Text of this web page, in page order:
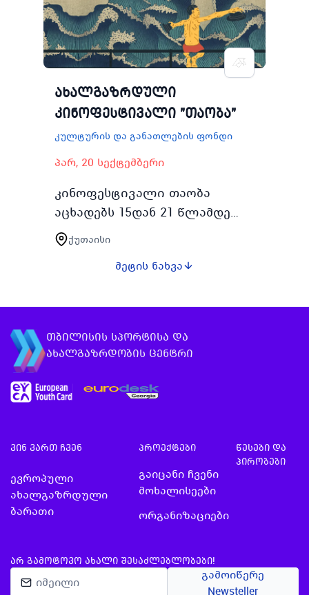
ახალგაზრდული
კინოფესტივალი "თაობა"
კულტურის და განათლების ფონდი
პარ, 20 სექტემბერი
კინოფესტივალი თაობა
აცხადებს 15დან 21 წლამდე
ასაკის მონაწილეების ჟიურის
წევრები
რეგისტრაციასთაობას
20დან 26 სექტემბრის ჩათ…
ქუთაისი
მეტის ნახვა
თბილისის სპორტისა და
ახალგაზრდობის ცენტრი
ვინ ვართ ჩვენ
ევროპული
ახალგაზრდული
ბარათი
პროექტები
გაიცანი ჩვენი
მოხალისეები
ორგანიზაციები
წესები და
პირობები
ᲐᲠ ᲒᲐᲛᲝᲢᲝᲕᲝ ᲐᲮᲐᲚᲘ ᲨᲔᲡᲐᲫᲚᲔᲑᲚᲝᲑᲔᲑᲘ!
გამოიწერე
Newsteller